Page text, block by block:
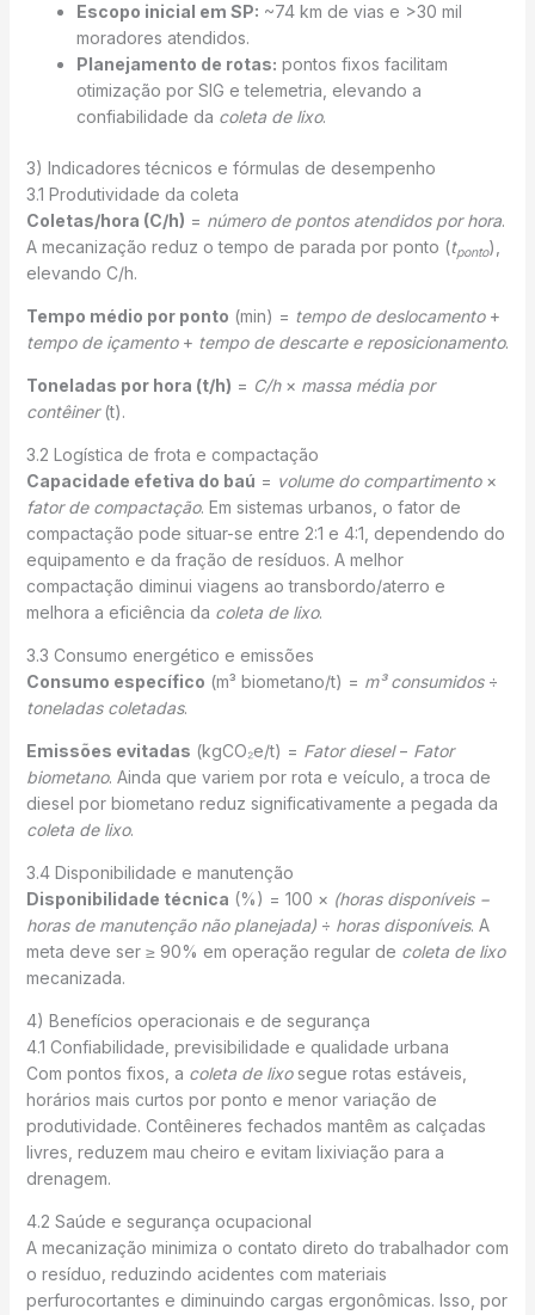
Escopo inicial em SP: ~74 km de vias e >30 mil
moradores atendidos.
Planejamento de rotas: pontos fixos facilitam
otimização por SIG e telemetria, elevando a
confiabilidade da coleta de lixo.
3) Indicadores técnicos e fórmulas de desempenho
3.1 Produtividade da coleta
Coletas/hora (C/h) = número de pontos atendidos por hora.
A mecanização reduz o tempo de parada por ponto (tponto),
elevando C/h.
Tempo médio por ponto (min) = tempo de deslocamento+
tempo de içamento+ tempo de descarte e reposicionamento.
Toneladas por hora (t/h) = C/h× massa média por
contêiner(t).
3.2 Logística de frota e compactação
Capacidade efetiva do baú = volume do compartimento×
fator de compactação. Em sistemas urbanos, o fator de
compactação pode situar-se entre 2:1 e 4:1, dependendo do
equipamento e da fração de resíduos. A melhor
compactação diminui viagens ao transbordo/aterro e
melhora a eficiência da coleta de lixo.
3.3 Consumo energético e emissões
Consumo específico (m³ biometano/t) = m³ consumidos÷
toneladas coletadas.
Emissões evitadas (kgCO₂e/t) = Fator diesel− Fator
biometano. Ainda que variem por rota e veículo, a troca de
diesel por biometano reduz significativamente a pegada da
coleta de lixo.
3.4 Disponibilidade e manutenção
Disponibilidade técnica (%) = 100 × (horas disponíveis −
horas de manutenção não planejada)÷ horas disponíveis. A
meta deve ser ≥ 90% em operação regular de coleta de lixo
mecanizada.
4) Benefícios operacionais e de segurança
4.1 Confiabilidade, previsibilidade e qualidade urbana
Com pontos fixos, a coleta de lixosegue rotas estáveis,
horários mais curtos por ponto e menor variação de
produtividade. Contêineres fechados mantêm as calçadas
livres, reduzem mau cheiro e evitam lixiviação para a
drenagem.
4.2 Saúde e segurança ocupacional
A mecanização minimiza o contato direto do trabalhador com
o resíduo, reduzindo acidentes com materiais
perfurocortantes e diminuindo cargas ergonômicas. Isso, por